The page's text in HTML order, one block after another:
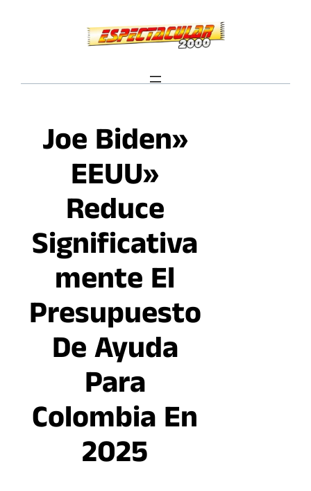
Joe Biden»
EEUU»
Reduce
Significativa
Mente El
Presupuesto
De Ayuda
Para
Colombia En
2025